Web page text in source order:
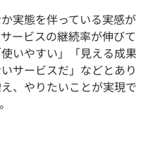
実態を伴っている実感が
ービスの継続率が伸びて
いやすい」「見える成果
サービスだ」などとあり
、やりたいことが実現で